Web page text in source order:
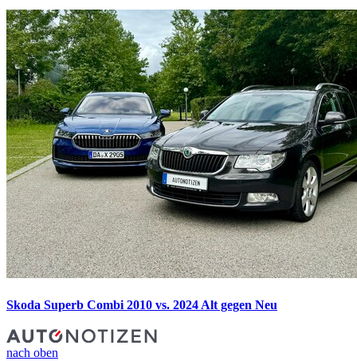
Skoda Superb Combi 2010 vs. 2024 Alt gegen Neu
nach oben